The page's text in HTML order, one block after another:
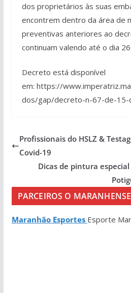
dos proprietários às suas
encontrem dentro da área de
preventivas anteriores ao
continuam valendo até o dia
Decreto está disponível
em: https://
dos/gap/decreto-n-67-de-
Profissionais do HSLZ &
Covid-19
Dicas de pintura
PARCEIROS O MARANHENSE
Maranhão Esportes Esporte